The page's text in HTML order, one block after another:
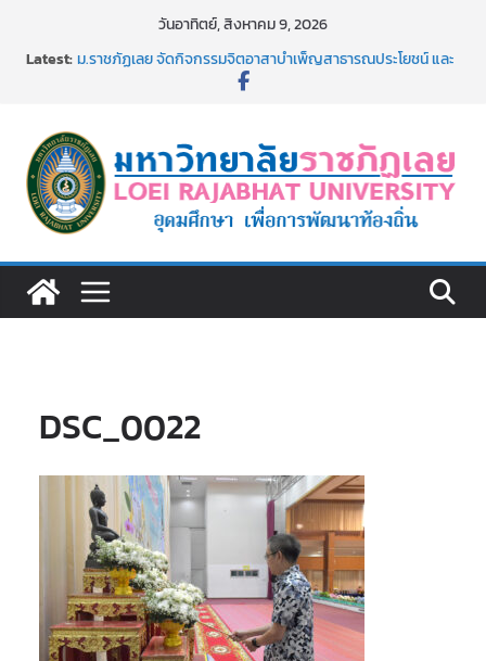
วันอาทิตย์, สิงหาคม 9, 2026
Latest:ม.ราชภัฏเลย จัดกิจกรรมจิตอาสาบำเพ็ญสาธารณประโยชน์ และ
เงินรายได้
ม.ราชภัฏเลย จัดมหกรรมวิชาการ เปิดบ้าน LRU ครั้งที่ 4 เปิดให้
นักเรียนมัธยมปลายค้นหาสาขาวิชาในฝัน สู่อนาคตที่ใช่
อธิการบดี มรภ.เลย ร่วมประชุมชี้แจงกับคณะอนุกรรมาธิการ
ประจำปีงบประมาณ พ.ศ. 2570
๑,๙๗๒ ชุด โดยวิธีเฉพาะเจาะจง
DSC_0022